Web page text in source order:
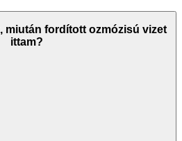
miután fordított ozmózisú vizet
ittam?